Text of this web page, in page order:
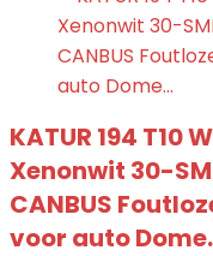
KATUR 194 T10
Xenonwit 30-
CANBUS
voor auto